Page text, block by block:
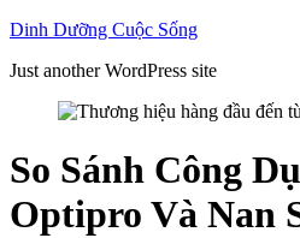
Skip
content
Dinh Dưỡng Cuộc Sống
Just another WordPress site
So Sánh Công
Optipro Và Nan